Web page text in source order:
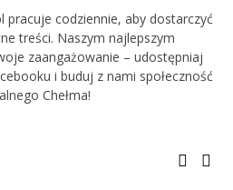
pracuje codziennie, aby dostarczyć
treści. Naszym najlepszym
zaangażowanie – udostępniaj
i buduj z nami społeczność
Chełma!